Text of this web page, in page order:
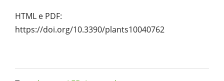
HTML e PDF:
https://doi.org/10.3390/plants10040762